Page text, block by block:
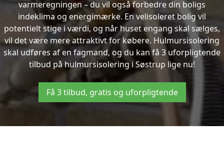
varmeregningen – du vil også forbedre din boligs
indeklima og energimærke. En velisoleret bolig vil
potentielt stige i værdi, og når huset engang skal sælges,
vil det være mere attraktivt for købere. Hulmursisolering
skal udføres af en fagmand, og du kan få 3 uforpligtende
tilbud på hulmursisolering i Søstrup lige nu!
Få 3 tilbud, gratis og uforpligtende